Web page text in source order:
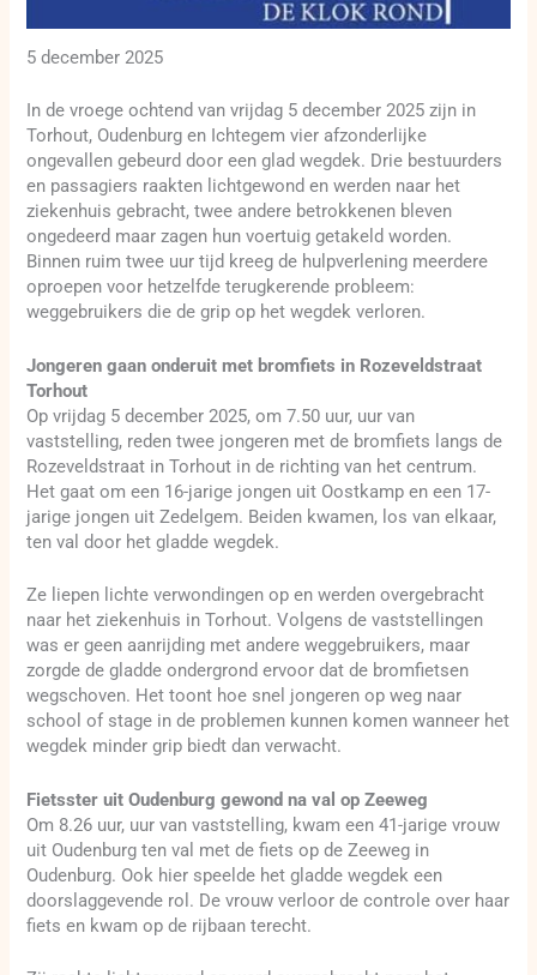
5 december 2025
In de vroege ochtend van vrijdag 5 december 2025 zijn in
Torhout, Oudenburg en Ichtegem vier afzonderlijke
ongevallen gebeurd door een glad wegdek. Drie bestuurders
en passagiers raakten lichtgewond en werden naar het
ziekenhuis gebracht, twee andere betrokkenen bleven
ongedeerd maar zagen hun voertuig getakeld worden.
Binnen ruim twee uur tijd kreeg de hulpverlening meerdere
oproepen voor hetzelfde terugkerende probleem:
weggebruikers die de grip op het wegdek verloren.
Jongeren gaan onderuit met bromfiets in Rozeveldstraat
Torhout
Op vrijdag 5 december 2025, om 7.50 uur, uur van
vaststelling, reden twee jongeren met de bromfiets langs de
Rozeveldstraat in Torhout in de richting van het centrum.
Het gaat om een 16-jarige jongen uit Oostkamp en een 17-
jarige jongen uit Zedelgem. Beiden kwamen, los van elkaar,
ten val door het gladde wegdek.
Ze liepen lichte verwondingen op en werden overgebracht
naar het ziekenhuis in Torhout. Volgens de vaststellingen
was er geen aanrijding met andere weggebruikers, maar
zorgde de gladde ondergrond ervoor dat de bromfietsen
wegschoven. Het toont hoe snel jongeren op weg naar
school of stage in de problemen kunnen komen wanneer het
wegdek minder grip biedt dan verwacht.
Fietsster uit Oudenburg gewond na val op Zeeweg
Om 8.26 uur, uur van vaststelling, kwam een 41-jarige vrouw
uit Oudenburg ten val met de fiets op de Zeeweg in
Oudenburg. Ook hier speelde het gladde wegdek een
doorslaggevende rol. De vrouw verloor de controle over haar
fiets en kwam op de rijbaan terecht.